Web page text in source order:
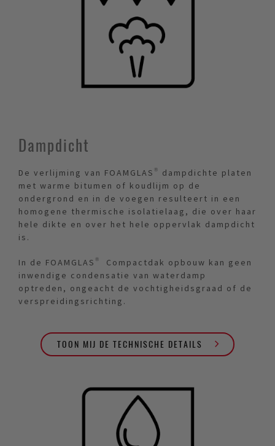
Dampdicht
De verlijming van FOAMGLAS® dampdichte platen
met warme bitumen of koudlijm op de
ondergrond en in de voegen resulteert in een
homogene thermische isolatielaag, die over haar
hele dikte en over het hele oppervlak dampdicht
is.
In de FOAMGLAS® Compactdak opbouw kan geen
inwendige condensatie van waterdamp
optreden, ongeacht de vochtigheidsgraad of de
verspreidingsrichting.
TOON MIJ DE TECHNISCHE DETAILS